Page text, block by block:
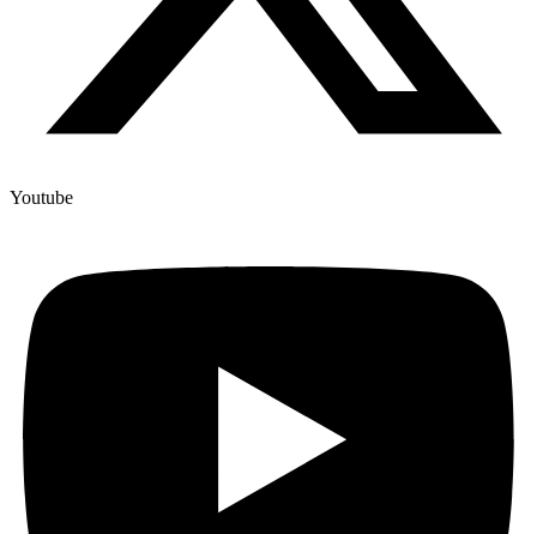
Youtube